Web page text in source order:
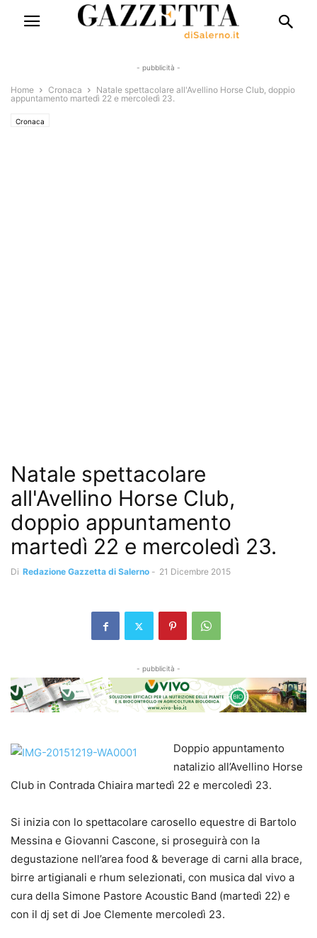
- pubblicità -
Home Cronaca
Natale spettacolare all'Avellino Horse Club, doppio
appuntamento martedì 22 e mercoledì 23.
Cronaca
Natale spettacolare
all'Avellino Horse Club,
doppio appuntamento
martedì 22 e mercoledì 23.
Di Redazione Gazzetta di Salerno - 21 Dicembre 2015
- pubblicità -
Doppio appuntamento
natalizio all’Avellino Horse
Club in Contrada Chiaira martedì 22 e mercoledì 23.
Si inizia con lo spettacolare carosello equestre di Bartolo
Messina e Giovanni Cascone, si proseguirà con la
degustazione nell’area food & beverage di carni alla brace,
birre artigianali e rhum selezionati, con musica dal vivo a
cura della Simone Pastore Acoustic Band (martedì 22) e
con il dj set di Joe Clemente mercoledì 23.